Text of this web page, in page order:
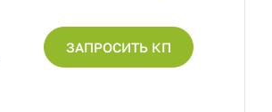
ЗАПРОСИТЬ КП